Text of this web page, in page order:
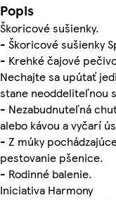
Popis
Škoricové sušienky.
- Škoricové sušienky
- Krehké čajové
Nechajte sa upútať
stane neoddeliteľnou
- Nezabudnuteľná
alebo kávou a vyčarí
- Z múky
pestovanie pšenice.
- Rodinné balenie.
Iniciativa Harmony